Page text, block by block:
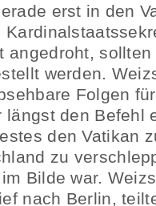
erst in den
angedroht,
werden.
Folgen
längst den Befehl
den Vatikan
zu
Bilde war.
nach Berlin,